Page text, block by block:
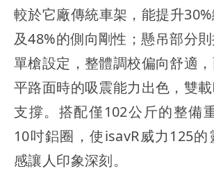
較於它廠傳統車架，能提升
及48%的側向剛性；懸吊部分
單槍設定，整體調校偏向舒適
平路面時的吸震能力出色，雙
支撐。搭配僅102公斤的整備
10吋鋁圈，使isavR威力125
感讓人印象深刻。